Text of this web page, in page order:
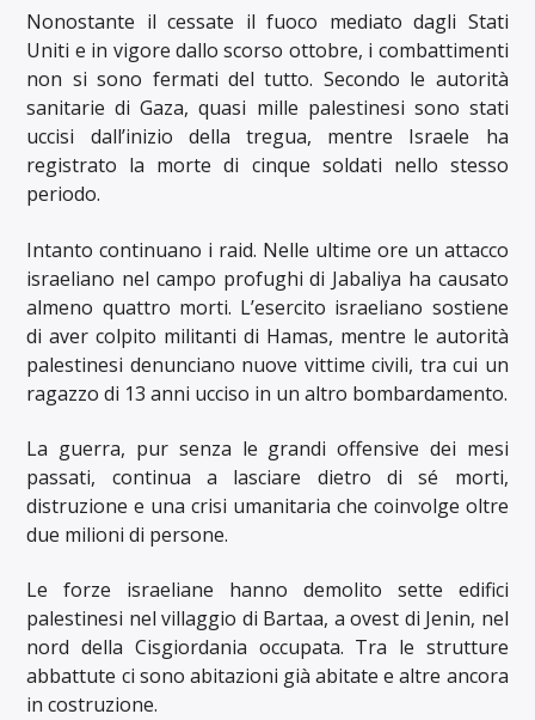
Nonostante il cessate il fuoco mediato dagli Stati
Uniti e in vigore dallo scorso ottobre, i combattimenti
non si sono fermati del tutto. Secondo le autorità
sanitarie di Gaza, quasi mille palestinesi sono stati
uccisi dall’inizio della tregua, mentre Israele ha
registrato la morte di cinque soldati nello stesso
periodo.
Intanto continuano i raid. Nelle ultime ore un attacco
israeliano nel campo profughi di Jabaliya ha causato
almeno quattro morti. L’esercito israeliano sostiene
di aver colpito militanti di Hamas, mentre le autorità
palestinesi denunciano nuove vittime civili, tra cui un
ragazzo di 13 anni ucciso in un altro bombardamento.
La guerra, pur senza le grandi offensive dei mesi
passati, continua a lasciare dietro di sé morti,
distruzione e una crisi umanitaria che coinvolge oltre
due milioni di persone.
Le forze israeliane hanno demolito sette edifici
palestinesi nel villaggio di Bartaa, a ovest di Jenin, nel
nord della Cisgiordania occupata. Tra le strutture
abbattute ci sono abitazioni già abitate e altre ancora
in costruzione.